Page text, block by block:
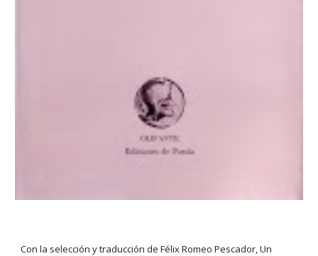
Con la selección y traducción de Félix Romeo Pescador, Un